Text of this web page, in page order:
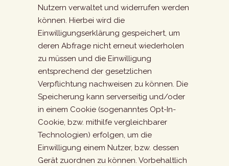
Nutzern verwaltet und widerrufen werden
können. Hierbei wird die
Einwilligungserklärung gespeichert, um
deren Abfrage nicht erneut wiederholen
zu müssen und die Einwilligung
entsprechend der gesetzlichen
Verpflichtung nachweisen zu können. Die
Speicherung kann serverseitig und/oder
in einem Cookie (sogenanntes Opt-In-
Cookie, bzw. mithilfe vergleichbarer
Technologien) erfolgen, um die
Einwilligung einem Nutzer, bzw. dessen
Gerät zuordnen zu können. Vorbehaltlich